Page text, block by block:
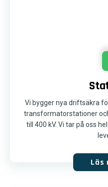
Vi bygger nya driftsäkra
transformatorstationer
till 400 kV. Vi tar på oss
Läs